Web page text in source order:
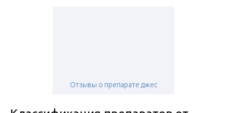
Отзывы о препарате джес